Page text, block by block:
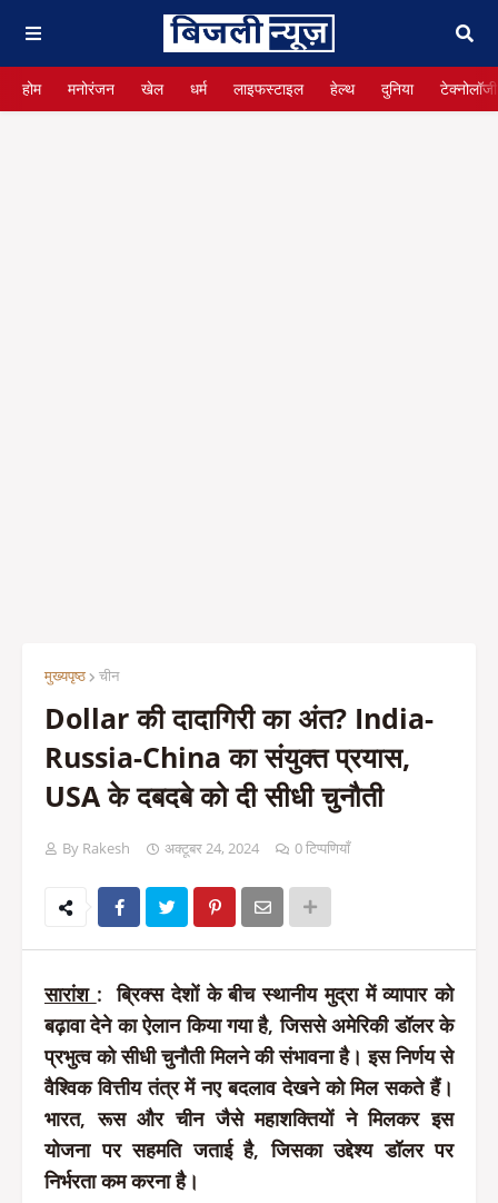
होम मनोरंजन खेल धर्म लाइफस्टाइल हेल्थ दुनिया टेक्नोलॉजी
मुख्यपृष्ठ चीन
Dollar की दादागिरी का अंत? India-
Russia-China का संयुक्त प्रयास,
USA के दबदबे को दी सीधी चुनौती
By Rakesh अक्टूबर 24, 2024 0 टिप्पणियाँ
सारांश : ब्रिक्स देशों के बीच स्थानीय मुद्रा में व्यापार को
बढ़ावा देने का ऐलान किया गया है, जिससे अमेरिकी डॉलर के
प्रभुत्व को सीधी चुनौती मिलने की संभावना है। इस निर्णय से
वैश्विक वित्तीय तंत्र में नए बदलाव देखने को मिल सकते हैं।
भारत, रूस और चीन जैसे महाशक्तियों ने मिलकर इस
योजना पर सहमति जताई है, जिसका उद्देश्य डॉलर पर
निर्भरता कम करना है।